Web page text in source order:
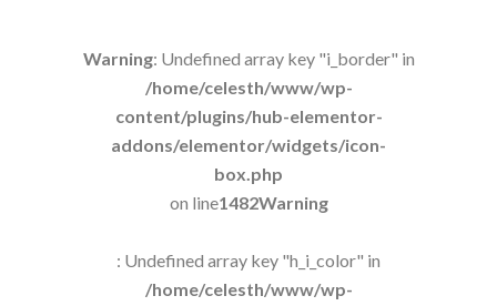
Warning: Undefined array key "i_border" in
/home/celesth/www/wp-
content/plugins/hub-elementor-
addons/elementor/widgets/icon-
box.php
on line1482Warning
: Undefined array key "h_i_color" in
/home/celesth/www/wp-